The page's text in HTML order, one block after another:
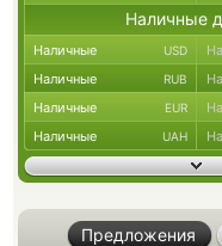
Наличные
Наличные USD
Наличные RUB
Наличные EUR
Наличные UAH
Предложения